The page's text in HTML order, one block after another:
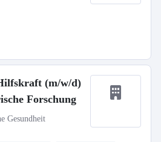
(m/w/d)
Forschung
Gesundheit